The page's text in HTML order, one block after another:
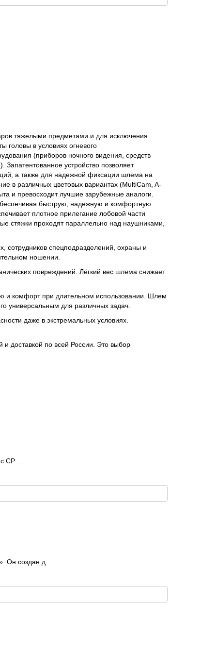
тяжелыми предметами и для исключения
головы в условиях огневого
(приборов ночного видения, средств
устройство позволяет
а также для надежной фиксации шлема на
в различных цветовых вариантах (MultiCam, A-
и превосходит лучшие зарубежные аналоги.
быструю, надежную и комфортную
плотное прилегание лобовой части
стяжки проходят параллельно над наушниками,
сотрудников спецподразделений, охраны и
ношении.
повреждений. Лёгкий вес шлема снижает
и комфорт при длительном использовании. Шлем
универсальным для различных задач.
даже в экстремальных условиях.
доставкой по всей России. Это выбор
CP ..
Он создан д..